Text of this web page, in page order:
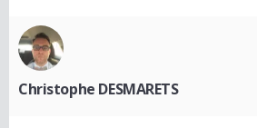
Christophe DESMARETS